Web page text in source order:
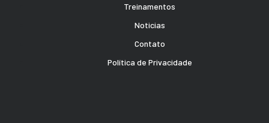
Treinamentos
Noticias
Contato
Política de Privacidade